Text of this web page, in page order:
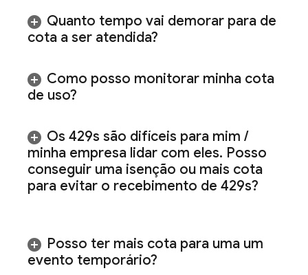
Quanto tempo vai demorar para de
cota a ser atendida?
Como posso monitorar minha cota
de uso?
Os 429s são difíceis para mim /
minha empresa lidar com eles. Posso
conseguir uma isenção ou mais cota
para evitar o recebimento de 429s?
Posso ter mais cota para uma um
evento temporário?